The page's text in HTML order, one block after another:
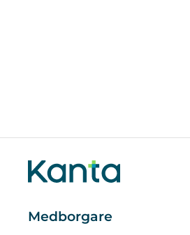
Medborgare